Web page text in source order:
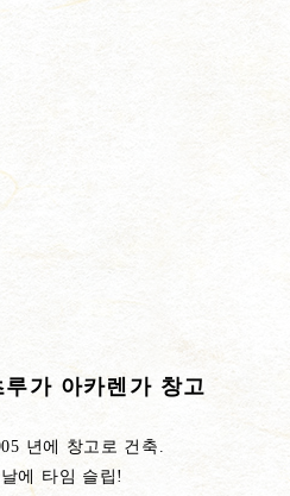
루가 아카렌가 창고
년에 창고로 건축.
에 타임 슬립!